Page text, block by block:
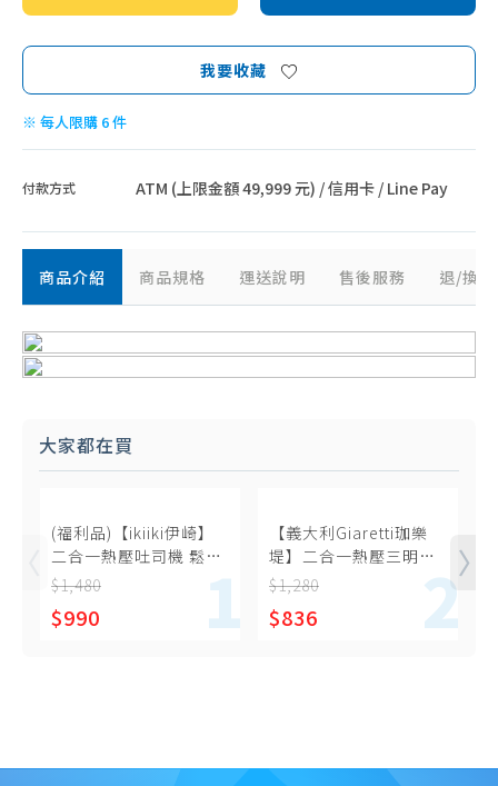
我要收藏
※ 每人限購 6 件
付款方式 ATM (上限金額 49,999 元) / 信用卡 / Line Pay
商品介紹 商品規格 運送說明 售後服務 退/換
大家都在買
(福利品)【ikiiki伊崎】
二合一熱壓吐司機 鬆餅
機 紅IK-SM2001
$1,480
$990
【義大利Giaretti珈樂
堤】二合一熱壓三明治
鬆餅機 GT-SW01
$1,280
$836